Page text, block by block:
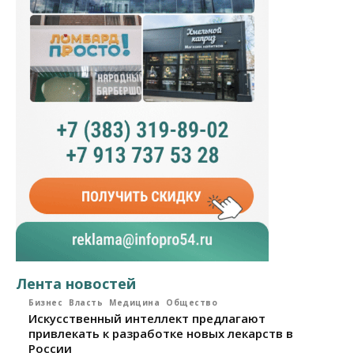
Лента новостей
Бизнес Власть Медицина Общество
Искусственный интеллект предлагают
привлекать к разработке новых лекарств в
России